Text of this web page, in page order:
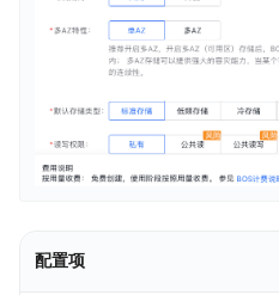
SDK
周边工具
配置项